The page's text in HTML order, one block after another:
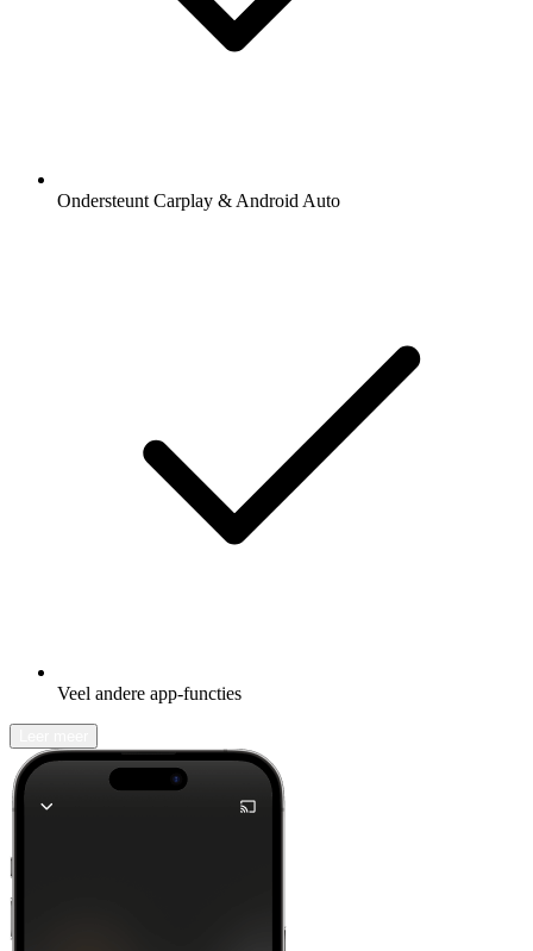
Ondersteunt Carplay & Android Auto
Veel andere app-functies